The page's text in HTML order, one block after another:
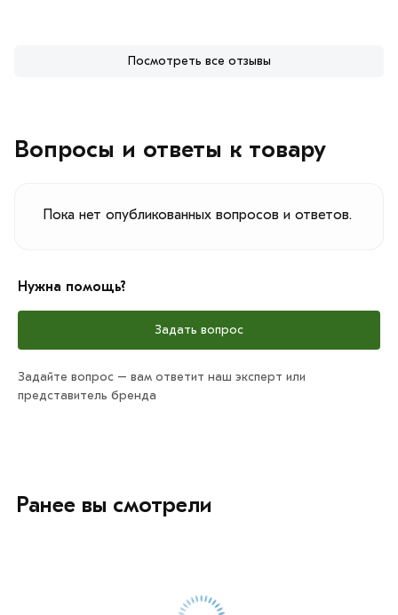
Посмотреть все отзывы
Вопросы и ответы к товару
Пока нет опубликованных вопросов и ответов.
Нужна помощь?
Задать вопрос
Задайте вопрос – вам ответит наш эксперт или
представитель бренда
Ранее вы смотрели